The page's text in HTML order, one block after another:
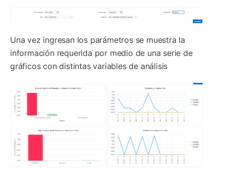
Una vez ingresan los parámetros se muestra la
información requerida por medio de una serie de
gráficos con distintas variables de análisis